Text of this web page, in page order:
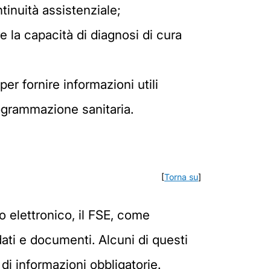
assistenziale;
la capacità di diagnosi di cura
fornire informazioni utili
sanitaria.
[Torna su]
elettronico, il FSE, come
e documenti. Alcuni di questi
informazioni obbligatorie.